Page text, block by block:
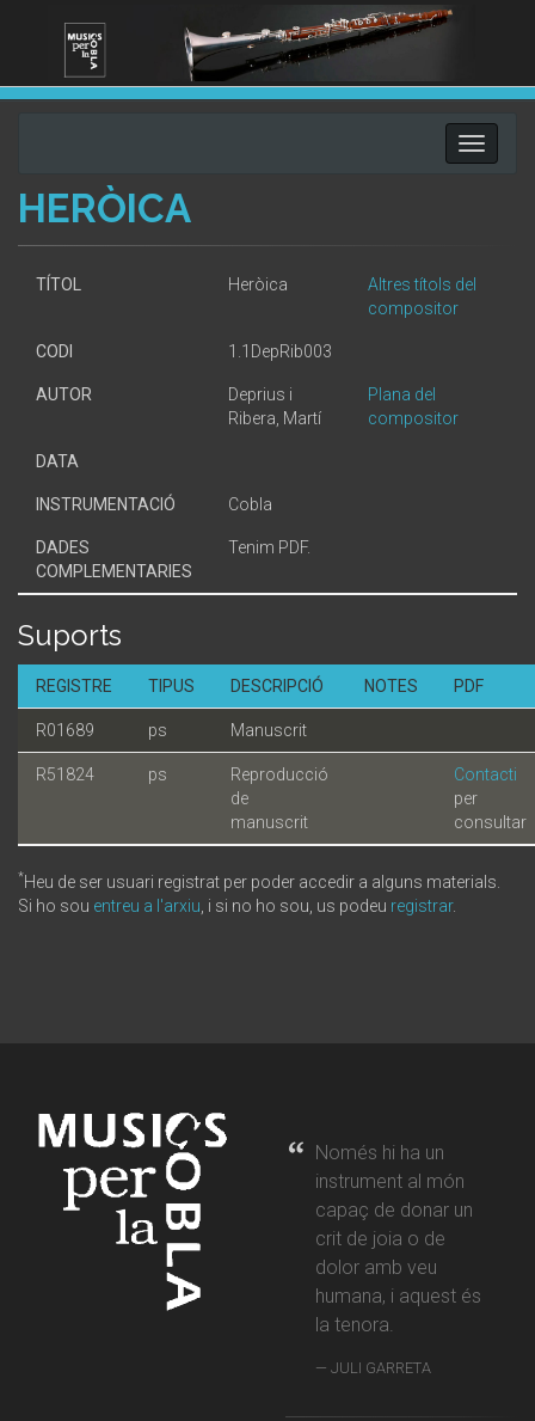
Toggle
HERÒICA
TÍTOL Heròica
Altres títols del
compositor
CODI 1.1DepRib003
AUTOR
Deprius i
Ribera, Martí
Plana del
compositor
DATA
INSTRUMENTACIÓ Cobla
DADES
COMPLEMENTARIES
Tenim PDF.
Suports
REGISTRE TIPUS DESCRIPCIÓ NOTES PDF
R01689 ps Manuscrit
R51824 ps
Reproducció
de
manuscrit
Contacti
per
consultar
*Heu de ser usuari registrat per poder accedir a alguns materials.
Si ho sou entreu a l'arxiu , i si no ho sou, us podeu registrar.
Només hi ha un
instrument al món
capaç de donar un
crit de joia o de
dolor amb veu
humana, i aquest és
la tenora.
JULI GARRETA